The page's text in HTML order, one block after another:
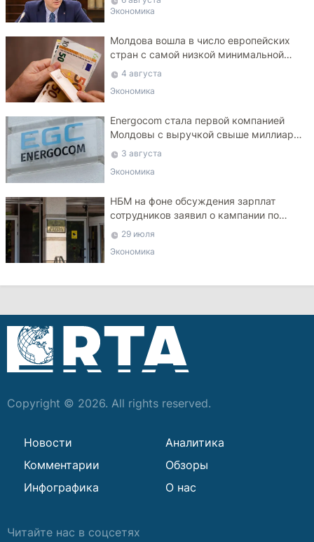
Экономика
Молдова вошла в число европейских
стран с самой низкой минимальной
зарплатой
4 августа
Экономика
Energocom стала первой компанией
Молдовы с выручкой свыше миллиарда
евро3 августа
Экономика
НБМ на фоне обсуждения зарплат
сотрудников заявил о кампании по
дискредитации учреждения
29 июля
Экономика
Copyright © 2026. All rights reserved.
Новости
Аналитика
Комментарии
Обзоры
Инфографика
О нас
Читайте нас в соцсетях